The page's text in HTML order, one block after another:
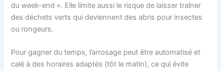
du week-end ». Elle limite aussi le risque de laisser traîner
des déchets verts qui deviennent des abris pour insectes
ou rongeurs.
Pour gagner du temps, l’arrosage peut être automatisé et
calé à des horaires adaptés (tôt le matin), ce qui évite